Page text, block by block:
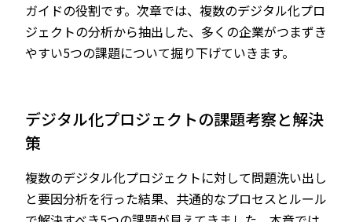
ガイドの役割です。次章では、複数のデジタル化プロ
ジェクトの分析から抽出した、多くの企業がつまずき
やすい5つの課題について掘り下げていきます。
デジタル化プロジェクトの課題考察と解決
策
複数のデジタル化プロジェクトに対して問題洗い出し
と要因分析を行った結果、共通的なプロセスとルール